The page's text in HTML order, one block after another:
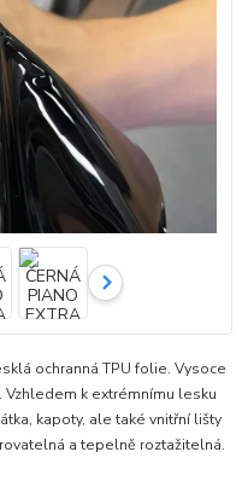
ochranná TPU folie. Vysoce
k extrémnímu lesku
kapoty, ale také vnitřní lišty
a tepelně roztažitelná.